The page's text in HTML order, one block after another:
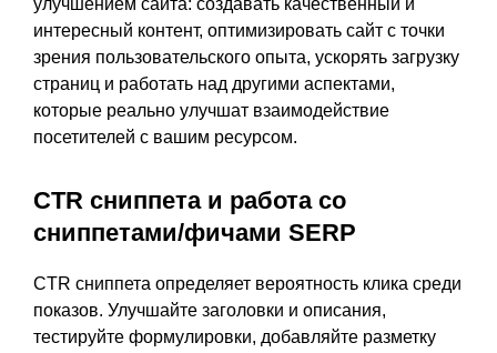
улучшением сайта: создавать качественный и
интересный контент, оптимизировать сайт с точки
зрения пользовательского опыта, ускорять загрузку
страниц и работать над другими аспектами,
которые реально улучшат взаимодействие
посетителей с вашим ресурсом.
CTR сниппета и работа со
сниппетами/фичами SERP
CTR сниппета определяет вероятность клика среди
показов. Улучшайте заголовки и описания,
тестируйте формулировки, добавляйте разметку